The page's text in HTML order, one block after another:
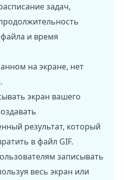
задач,
и время
на экране, нет
экран вашего
результат, который
в файл GIF.
записывать
весь экран или